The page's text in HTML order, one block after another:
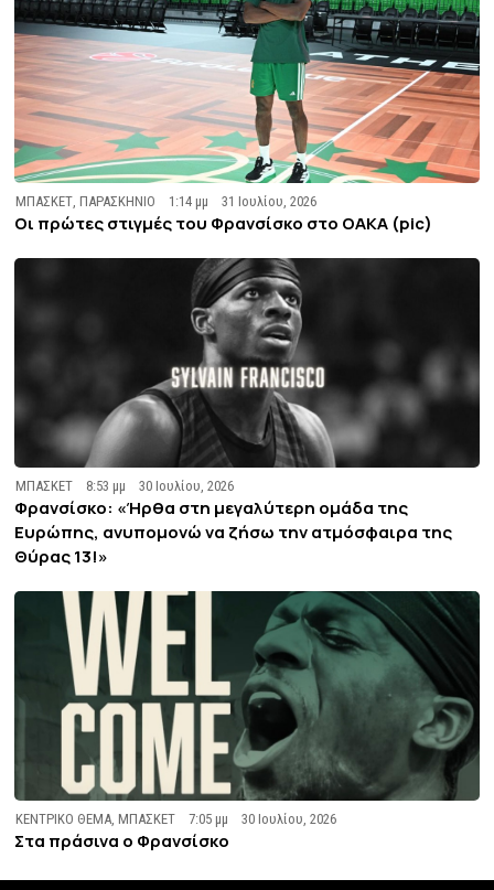
ΜΠΑΣΚΕΤ,ΠΑΡΑΣΚΗΝΙΟ 1:14 μμ 31 Ιουλίου, 2026
Οι πρώτες στιγμές του Φρανσίσκο στο ΟΑΚΑ (pic)
ΜΠΑΣΚΕΤ 8:53 μμ 30 Ιουλίου, 2026
Φρανσίσκο: «Ήρθα στη μεγαλύτερη ομάδα της
Ευρώπης, ανυπομονώ να ζήσω την ατμόσφαιρα της
Θύρας 13!»
ΚΕΝΤΡΙΚΟ ΘΕΜΑ,ΜΠΑΣΚΕΤ 7:05 μμ 30 Ιουλίου, 2026
Στα πράσινα ο Φρανσίσκο